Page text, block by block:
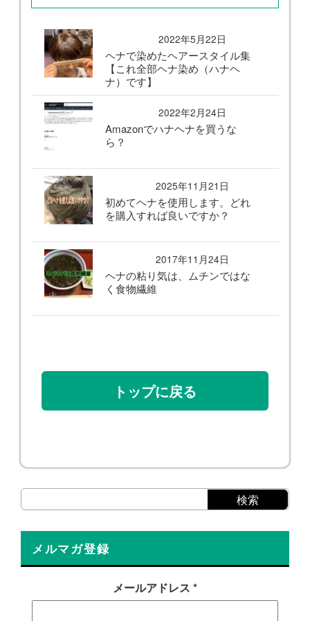
2022年5月22日
ヘナで染めたヘアースタイル集
【これ全部ヘナ染め（ハナヘ
ナ）です】
2022年2月24日
Amazonでハナヘナを買うな
ら？
2025年11月21日
初めてヘナを使用します。どれ
を購入すれば良いですか？
2017年11月24日
ヘナの粘り気は、ムチンではな
く食物繊維
トップに戻る
メルマガ登録
メールアドレス *